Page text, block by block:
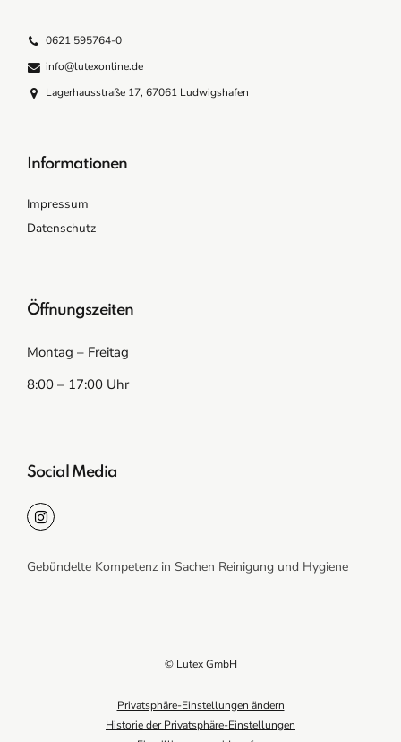
0621 595764-0
info@lutexonline.de
Lagerhausstraße 17, 67061 Ludwigshafen
Informationen
Impressum
Datenschutz
Öffnungszeiten
Montag – Freitag
8:00 – 17:00 Uhr
Social Media
Gebündelte Kompetenz in Sachen Reinigung und Hygiene
© Lutex GmbH
Privatsphäre-Einstellungen ändern
Historie der Privatsphäre-Einstellungen